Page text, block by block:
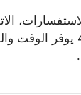
الموحد 800 844 4444 يوفر